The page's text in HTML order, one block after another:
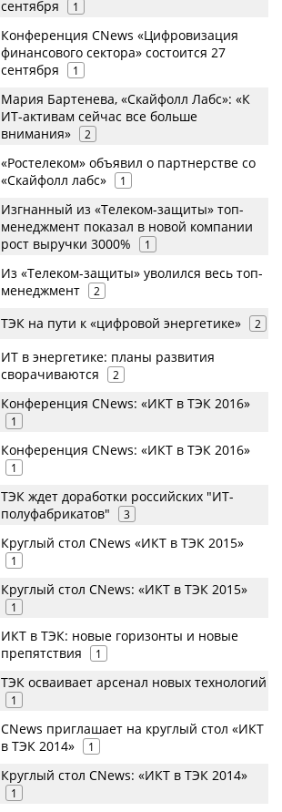
сентября
1
Конференция CNews «Цифровизация
финансового сектора» состоится 27
сентября
1
Мария Бартенева, «Скайфолл Лабс»: «К
ИТ-активам сейчас все больше
внимания»
2
«Ростелеком» объявил о партнерстве со
«Скайфолл лабс»
1
Изгнанный из «Телеком-защиты» топ-
менеджмент показал в новой компании
рост выручки 3000%
1
Из «Телеком-защиты» уволился весь топ-
менеджмент
2
ТЭК на пути к «цифровой энергетике» 2
ИТ в энергетике: планы развития
сворачиваются
2
Конференция CNews: «ИКТ в ТЭК 2016»
1
Конференция CNews: «ИКТ в ТЭК 2016»
1
ТЭК ждет доработки российских "ИТ-
полуфабрикатов"
3
Круглый стол CNews «ИКТ в ТЭК 2015»
1
Круглый стол CNews: «ИКТ в ТЭК 2015»
1
ИКТ в ТЭК: новые горизонты и новые
препятствия
1
ТЭК осваивает арсенал новых технологий
1
CNews приглашает на круглый стол «ИКТ
в ТЭК 2014»
1
Круглый стол CNews: «ИКТ в ТЭК 2014»
1